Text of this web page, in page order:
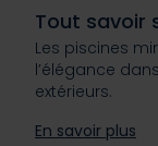
Tout savoir
Les piscines
l’élégance
extérieurs.
En savoir plus